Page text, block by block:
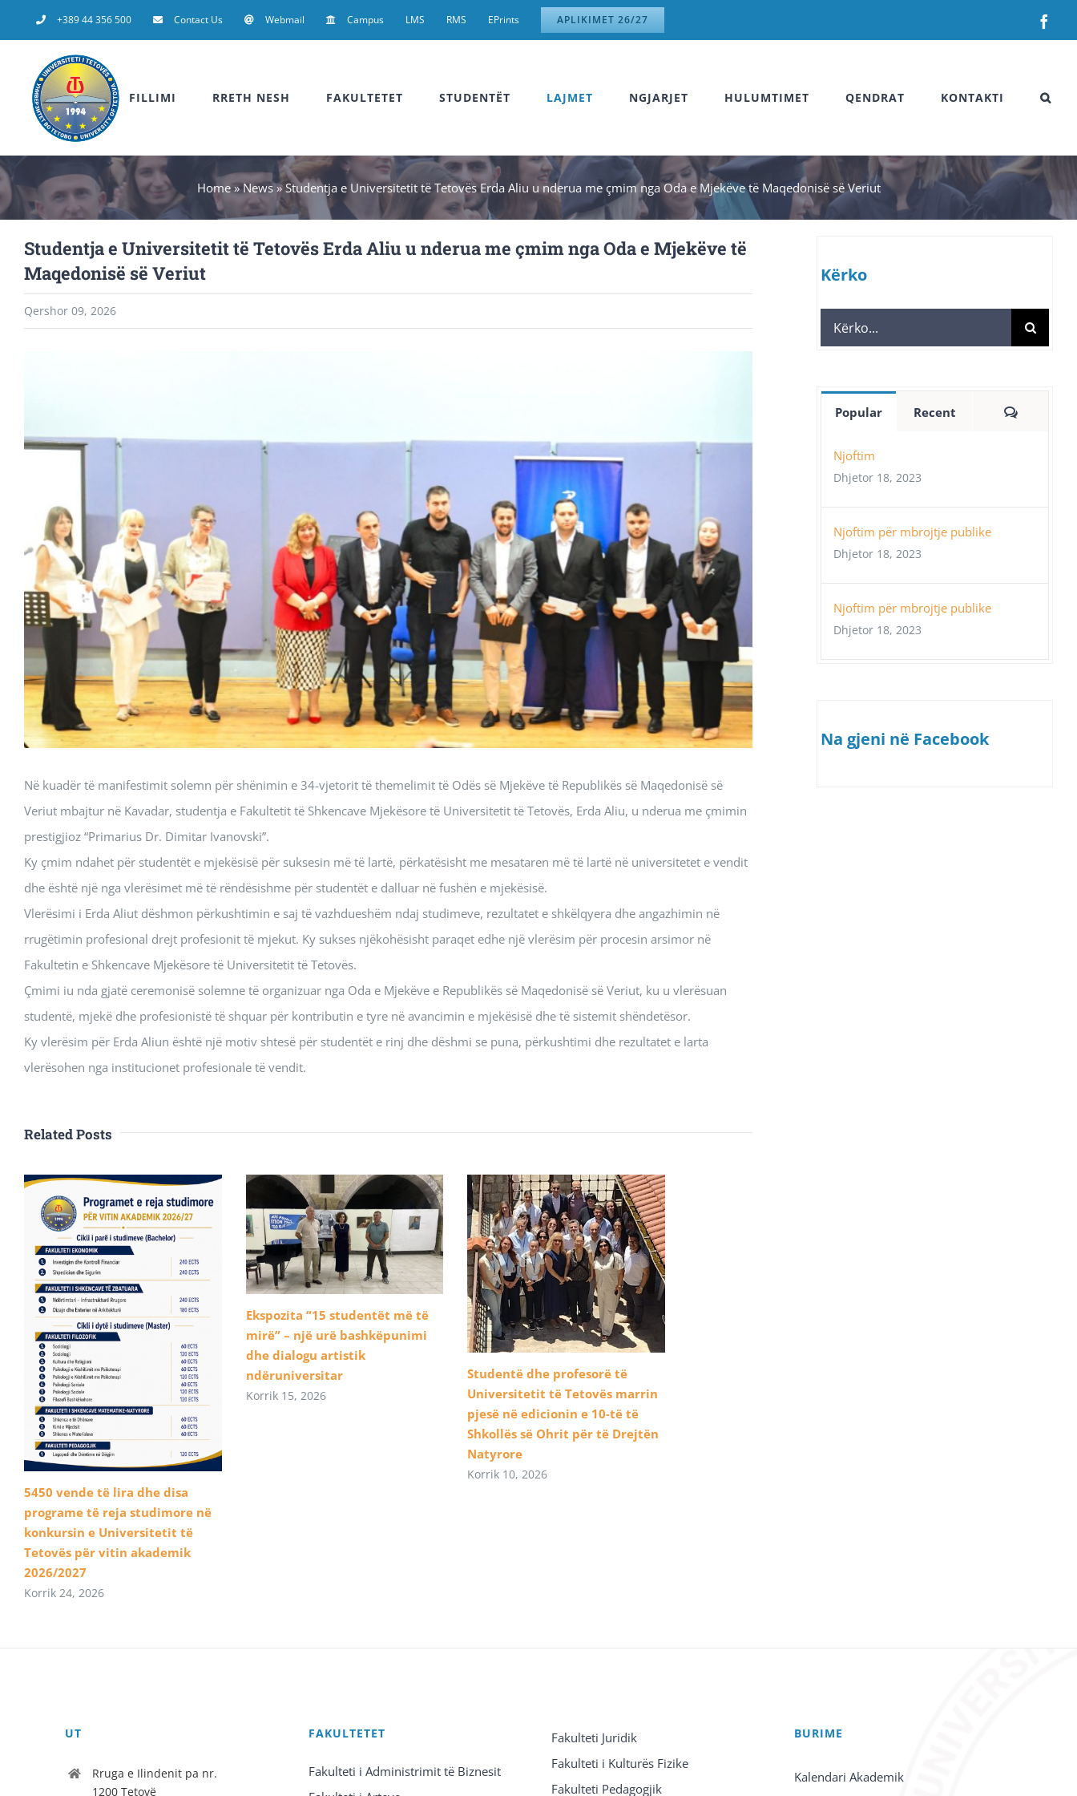
to
+389 44 356 500 Contact Us Webmail Campus LMS RMS EPrints APLIKIMET 26/27
FILLIMI RRETH NESH FAKULTETET STUDENTËT LAJMET NGJARJET HULUMTIMET QENDRAT KONTAKTI
Home»News»Studentja e Universitetit të Tetovës Erda Aliu u nderua me çmim nga Oda e Mjekëve të Maqedonisë së Veriut
Studentja e Universitetit të Tetovës Erda Aliu u nderua me çmim nga Oda e Mjekëve të
Maqedonisë së Veriut
Qershor 09, 2026
Në kuadër të manifestimit solemn për shënimin e 34-vjetorit të themelimit të Odës së Mjekëve të Republikës së Maqedonisë së
Veriut mbajtur në Kavadar, studentja e Fakultetit të Shkencave Mjekësore të Universitetit të Tetovës, Erda Aliu, u nderua me çmimin
prestigjioz “Primarius Dr. Dimitar Ivanovski”.
Ky çmim ndahet për studentët e mjekësisë për suksesin më të lartë, përkatësisht me mesataren më të lartë në universitetet e vendit
dhe është një nga vlerësimet më të rëndësishme për studentët e dalluar në fushën e mjekësisë.
Vlerësimi i Erda Aliut dëshmon përkushtimin e saj të vazhdueshëm ndaj studimeve, rezultatet e shkëlqyera dhe angazhimin në
rrugëtimin profesional drejt profesionit të mjekut. Ky sukses njëkohësisht paraqet edhe një vlerësim për procesin arsimor në
Fakultetin e Shkencave Mjekësore të Universitetit të Tetovës.
Çmimi iu nda gjatë ceremonisë solemne të organizuar nga Oda e Mjekëve e Republikës së Maqedonisë së Veriut, ku u vlerësuan
studentë, mjekë dhe profesionistë të shquar për kontributin e tyre në avancimin e mjekësisë dhe të sistemit shëndetësor.
Ky vlerësim për Erda Aliun është një motiv shtesë për studentët e rinj dhe dëshmi se puna, përkushtimi dhe rezultatet e larta
vlerësohen nga institucionet profesionale të vendit.
Related Posts
5450 vende të lira dhe disa
programe të reja studimore në
konkursin e Universitetit të
Tetovës për vitin akademik
2026/2027
Korrik 24, 2026
Ekspozita “15 studentët më të
mirë” – një urë bashkëpunimi
dhe dialogu artistik
ndëruniversitar
Korrik 15, 2026
Studentë dhe profesorë të
Universitetit të Tetovës marrin
pjesë në edicionin e 10-të të
Shkollës së Ohrit për të Drejtën
Natyrore
Korrik 10, 2026
Kërko
Search
for:
Popular Recent
Njoftim
Dhjetor 18, 2023
Njoftim për mbrojtje publike
Dhjetor 18, 2023
Njoftim për mbrojtje publike
Dhjetor 18, 2023
Na gjeni në Facebook
UT
Rruga e Ilindenit pa nr.
1200 Tetovë
FAKULTETET
Fakulteti i Administrimit të Biznesit
Fakulteti Juridik
Fakulteti i Kulturës Fizike
Fakulteti Pedagogjik
BURIME
Kalendari Akademik